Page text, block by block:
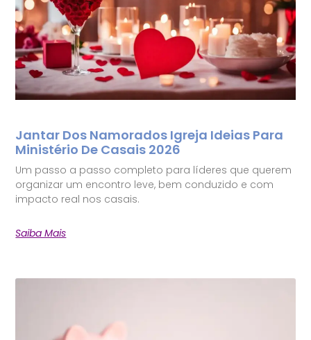
Jantar Dos Namorados Igreja Ideias Para
Ministério De Casais 2026
Um passo a passo completo para líderes que querem
organizar um encontro leve, bem conduzido e com
impacto real nos casais.
Saiba Mais